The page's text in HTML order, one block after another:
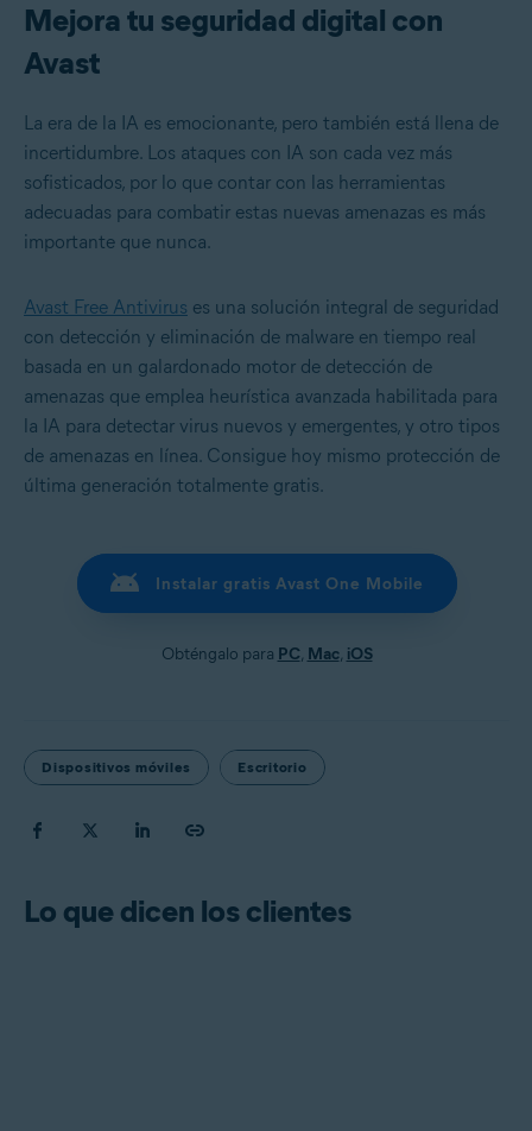
Mejora tu seguridad digital con
Avast
La era de la IA es emocionante, pero también está llena de
incertidumbre. Los ataques con IA son cada vez más
sofisticados, por lo que contar con las herramientas
adecuadas para combatir estas nuevas amenazas es más
importante que nunca.
Avast Free Antivirus es una solución integral de seguridad
con detección y eliminación de malware en tiempo real
basada en un galardonado motor de detección de
amenazas que emplea heurística avanzada habilitada para
la IA para detectar virus nuevos y emergentes, y otro tipos
de amenazas en línea. Consigue hoy mismo protección de
última generación totalmente gratis.
Instalar gratis Avast One Mobile
Obténgalo para PC, Mac, iOS
Dispositivos móviles Escritorio
Lo que dicen los clientes